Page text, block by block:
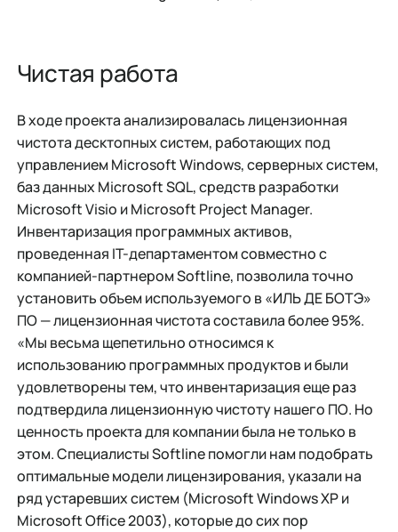
Чистая работа
В ходе проекта анализировалась лицензионная
чистота десктопных систем, работающих под
управлением Microsoft Windows, серверных систем,
баз данных Microsoft SQL, средств разработки
Microsoft Visio и Microsoft Project Manager.
Инвентаризация программных активов,
проведенная IT-департаментом совместно с
компанией-партнером Softline, позволила точно
установить объем используемого в «ИЛЬ ДЕ БОТЭ»
ПО — лицензионная чистота составила более 95%.
«Мы весьма щепетильно относимся к
использованию программных продуктов и были
удовлетворены тем, что инвентаризация еще раз
подтвердила лицензионную чистоту нашего ПО. Но
ценность проекта для компании была не только в
этом. Специалисты Softline помогли нам подобрать
оптимальные модели лицензирования, указали на
ряд устаревших систем (Microsoft Windows XP и
Microsoft Office 2003), которые до сих пор